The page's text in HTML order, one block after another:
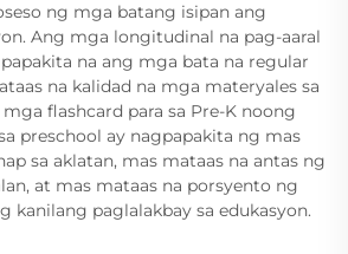
ng mga batang isipan ang
Ang mga longitudinal na pag-aaral
na ang mga bata na regular
na kalidad na mga materyales sa
flashcard para sa Pre-K noong
preschool ay nagpapakita ng mas
sa aklatan, mas mataas na antas ng
at mas mataas na porsyento ng
kanilang paglalakbay sa edukasyon.